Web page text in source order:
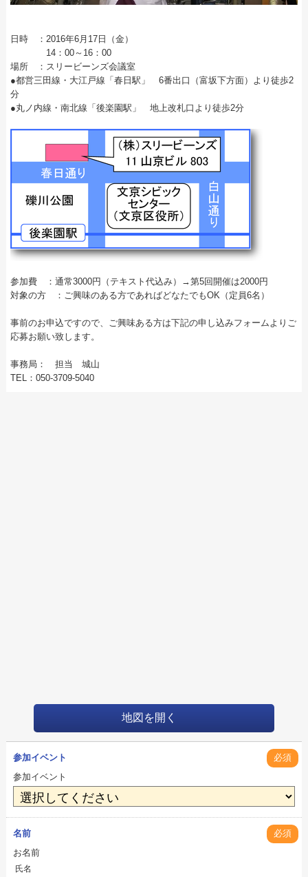
日時 ：2016年6月17日（金）
14：00～16：00
場所 ：スリービーンズ会議室
●都営三田線・大江戸線「春日駅」 6番出口（富坂下方面）より徒歩2
分
●丸ノ内線・南北線「後楽園駅」 地上改札口より徒歩2分
参加費 ：通常3000円（テキスト代込み）→第5回開催は2000円
対象の方 ：ご興味のある方であればどなたでもOK（定員6名）
事前のお申込ですので、ご興味ある方は下記の申し込みフォームよりご
応募お願い致します。
事務局： 担当 城山
TEL：050-3709-5040
地図を開く
参加イベント
必須
参加イベント
名前
必須
お名前
氏名